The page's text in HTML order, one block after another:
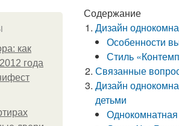
как
года
Содержание
Дизайн
Особенности
Стиль
Связанные
Дизайн
детьми
Однокомнатная